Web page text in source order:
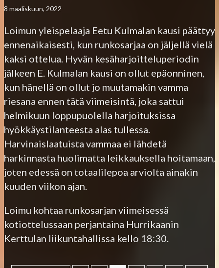
8 maaliskuun, 2022
Loimun yleispelaaja Eetu Kulmalan kausi päättyy
ennenaikaisesti, kun runkosarjaa on jäljellä vielä
kaksi ottelua. Hyvän kesäharjoitteluperiodin
jälkeen E. Kulmalan kausi on ollut epäonninen,
kun hänellä on ollut jo muutamakin vamma
riesana ennen tätä viimeisintä, joka sattui
helmikuun loppupuolella harjoituksissa
hyökkäystilanteesta alas tullessa.
Harvinaislaatuista vammaa ei lähdetä
harkinnasta huolimatta leikkauksella hoitamaan,
joten edessä on totaalilepoa arviolta ainakin
kuuden viikon ajan.
Loimu kohtaa runkosarjan viimeisessä
kotiottelussaan perjantaina Hurrikaanin
Kerttulan liikuntahallissa kello 18:30.